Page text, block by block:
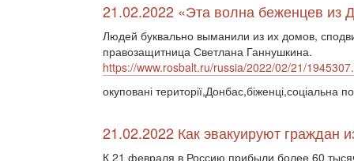
21.02.2022 «Эта волна беженцев
Людей буквально выманили из их домов,
правозащитница Светлана Ганнушкина.
https://www.rosbalt.ru/russia/2022/02/21/
окуповані території,Донбас,біженці,соціальна
21.02.2022 Как эвакуируют граждан
К 21 февраля в Россию прибыли более 60